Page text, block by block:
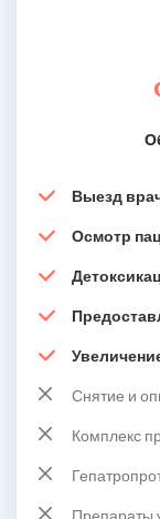
Выезд
Осмотр
Снятие и
Комплекс
Препараты